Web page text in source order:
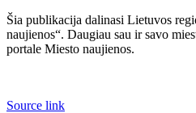
Šia publikacija dalinasi Lietuvos
naujienos“. Daugiau sau ir savo
portale Miesto naujienos.
Source link